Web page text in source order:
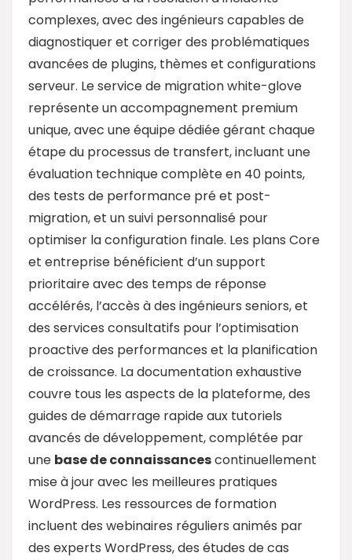
complexes, avec des ingénieurs capables de
diagnostiquer et corriger des problématiques
avancées de plugins, thèmes et configurations
serveur. Le service de migration white-glove
représente un accompagnement premium
unique, avec une équipe dédiée gérant chaque
étape du processus de transfert, incluant une
évaluation technique complète en 40 points,
des tests de performance pré et post-
migration, et un suivi personnalisé pour
optimiser la configuration finale. Les plans Core
et entreprise bénéficient d’un support
prioritaire avec des temps de réponse
accélérés, l’accès à des ingénieurs seniors, et
des services consultatifs pour l’optimisation
proactive des performances et la planification
de croissance. La documentation exhaustive
couvre tous les aspects de la plateforme, des
guides de démarrage rapide aux tutoriels
avancés de développement, complétée par
une base de connaissancescontinuellement
mise à jour avec les meilleures pratiques
WordPress. Les ressources de formation
incluent des webinaires réguliers animés par
des experts WordPress, des études de cas